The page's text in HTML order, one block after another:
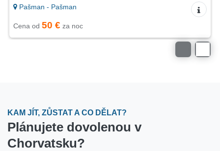
Pašman - Pašman
Cena od 50 € za noc
KAM JÍT, ZŮSTAT A CO DĚLAT?
Plánujete dovolenou v
Chorvatsku?